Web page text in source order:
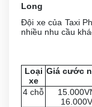
Long
Đội xe của Taxi
nhiều nhu cầu
Loại
xe
Giá cước
4 chỗ